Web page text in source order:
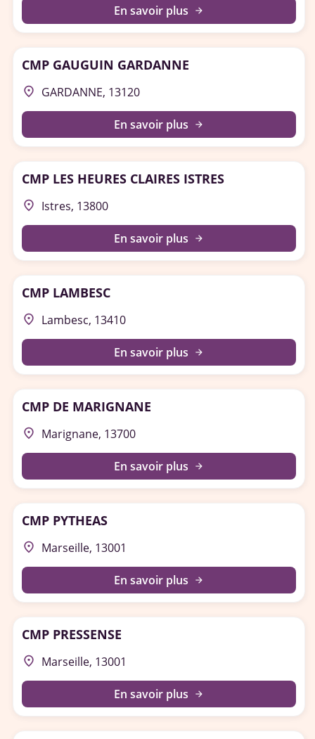
En savoir plus arrow_forward
CMP GAUGUIN GARDANNE
place GARDANNE, 13120
En savoir plus arrow_forward
CMP LES HEURES CLAIRES ISTRES
place Istres, 13800
En savoir plus arrow_forward
CMP LAMBESC
place Lambesc, 13410
En savoir plus arrow_forward
CMP DE MARIGNANE
place Marignane, 13700
En savoir plus arrow_forward
CMP PYTHEAS
place Marseille, 13001
En savoir plus arrow_forward
CMP PRESSENSE
place Marseille, 13001
En savoir plus arrow_forward